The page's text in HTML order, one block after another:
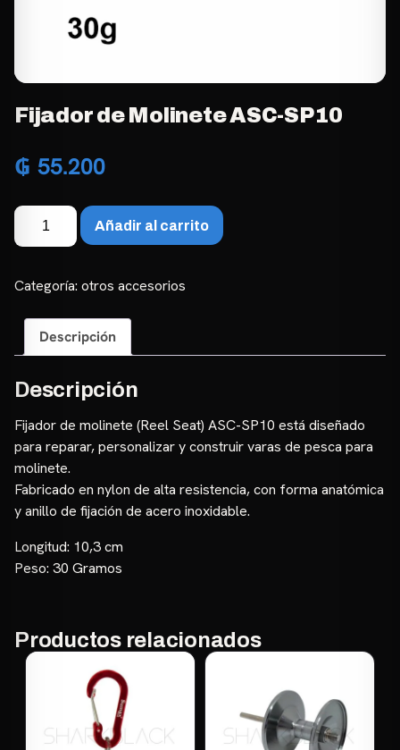
Fijador de Molinete ASC-SP10
₲ 55.200
Fijador
de
ASC-
cantidad
Añadir al carrito
Categoría: otros accesorios
Descripción
Descripción
Fijador de molinete (Reel Seat) ASC-SP10 está diseñado
para reparar, personalizar y construir varas de pesca para
molinete.
Fabricado en nylon de alta resistencia, con forma anatómica
y anillo de fijación de acero inoxidable.
Longitud: 10,3 cm
Peso: 30 Gramos
Productos relacionados